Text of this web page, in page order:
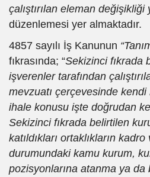
çalıştırılan eleman
düzenlemesi yer almaktadır.
4857 sayılı İş Kanunun
fıkrasında; “Sekizinci fıkrada
işverenler tarafından
mevzuatı çerçevesinde
ihale konusu işte doğrudan
Sekizinci fıkrada belirtilen
katıldıkları ortaklıkların
durumundaki kamu kurum,
pozisyonlarına atanma ya